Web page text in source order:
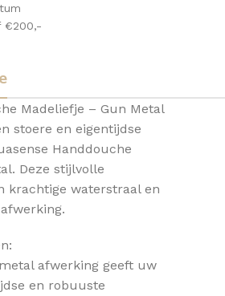
€200,-
Madeliefje – Gun Metal
stoere en eigentijdse
Handdouche
Deze stijlvolle
krachtige waterstraal en
afwerking geeft uw
en robuuste